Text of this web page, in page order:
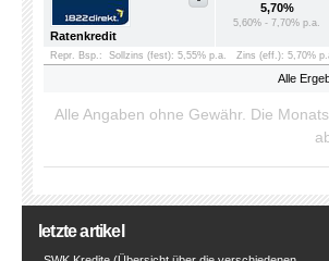
Alle
Ratenkredit
5,70%
5,60% - 7,70% p.a.
Repr. Bsp.: Sollzins (fest): 5,55% p.a. Zins (eff.): 5,70%
Alle Angaben ohne Gewähr. Die
letzte artikel